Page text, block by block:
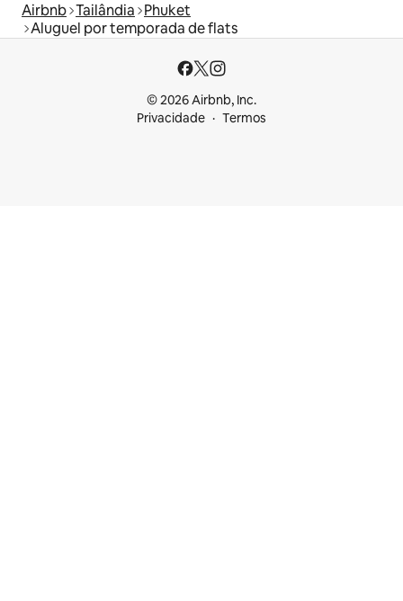
Airbnb Tailândia Phuket
Aluguel por temporada de flats
© 2026 Airbnb, Inc.
Privacidade
Termos